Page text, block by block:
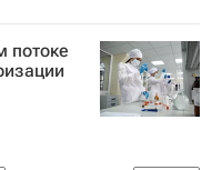
потоке